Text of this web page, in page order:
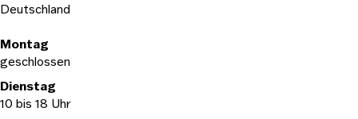
Deutschland
Öffnungszeiten
Montag
geschlossen
Dienstag
10 bis 18 Uhr